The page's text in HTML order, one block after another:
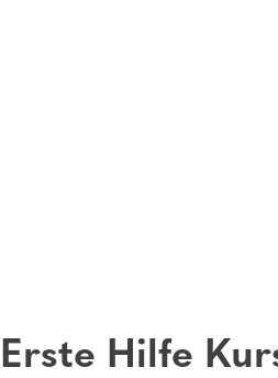
Erste Hilfe